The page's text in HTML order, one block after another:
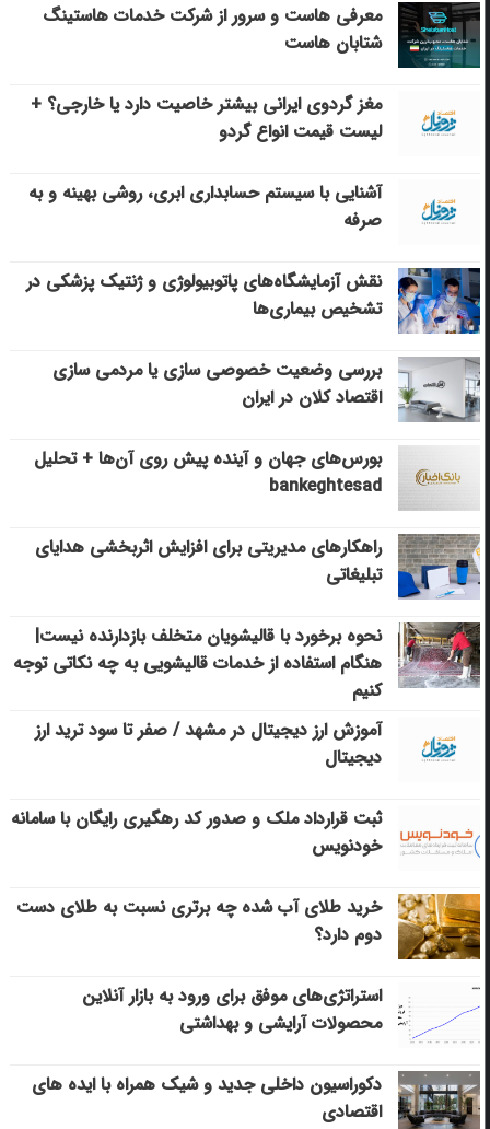
معرفی هاست و سرور از شرکت خدمات هاستینگ
شتابان هاست
مغز گردوی ایرانی بیشتر خاصیت دارد یا خارجی؟ +
لیست قیمت انواع گردو
آشنایی با سیستم حسابداری ابری، روشی بهینه و به
صرفه
نقش آزمایشگاه‌های پاتوبیولوژی و ژنتیک پزشکی در
تشخیص بیماری‌ها
بررسی وضعیت خصوصی سازی یا مردمی سازی
اقتصاد کلان در ایران
بورس‌های جهان و آینده پیش روی آن‌ها + تحلیل
bankeghtesad
راهکارهای مدیریتی برای افزایش اثربخشی هدایای
تبلیغاتی
نحوه برخورد با قالیشویان متخلف بازدارنده نیست|
هنگام استفاده از خدمات قالیشویی به چه نکاتی توجه
کنیم
آموزش ارز دیجیتال در مشهد / صفر تا سود ترید ارز
دیجیتال
ثبت قرارداد ملک و صدور کد رهگیری رایگان با سامانه
خودنویس
خرید طلای آب شده چه برتری نسبت به طلای دست
دوم دارد؟
استراتژی‌های موفق برای ورود به بازار آنلاین
محصولات آرایشی و بهداشتی
دکوراسیون داخلی جدید و شیک همراه با ایده های
اقتصادی